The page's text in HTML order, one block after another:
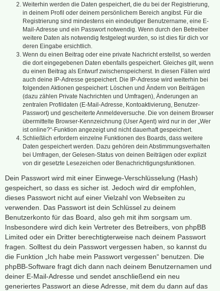
Weiterhin werden die Daten gespeichert, die du bei der Registrierung,
in deinem Profil oder deinem persönlichem Bereich angibst. Für die
Registrierung sind mindestens ein eindeutiger Benutzername, eine E-
Mail-Adresse und ein Passwort notwendig. Wenn durch den Betreiber
weitere Daten als notwendig festgelegt wurden, so ist dies für dich vor
deren Eingabe ersichtlich.
Wenn du einen Beitrag oder eine private Nachricht erstellst, so werden
die dort eingegebenen Daten ebenfalls gespeichert. Gleiches gilt, wenn
du einen Beitrag als Entwurf zwischenspeicherst. In diesen Fällen wird
auch deine IP-Adresse gespeichert. Die IP-Adresse wird weiterhin bei
folgenden Aktionen gespeichert: Löschen und Ändern von Beiträgen
(dazu zählen Private Nachrichten und Umfragen), Änderungen an
zentralen Profildaten (E-Mail-Adresse, Kontoaktivierung, Benutzer-
Passwort) und gescheiterte Anmeldeversuche. Die von deinem Browser
übermittelte Browser-Kennzeichnung (User Agent) wird nur in der „Wer
ist online?“-Funktion angezeigt und nicht dauerhaft gespeichert.
Schließlich erfordern einzelne Funktionen des Boards, dass weitere
Daten gespeichert werden. Dazu gehören dein Abstimmungsverhalten
bei Umfragen, der Gelesen-Status von deinen Beiträgen oder explizit
von dir gesetzte Lesezeichen oder Benachrichtigungsfunktionen.
Dein Passwort wird mit einer Einwege-Verschlüsselung (Hash)
gespeichert, so dass es sicher ist. Jedoch wird dir empfohlen,
dieses Passwort nicht auf einer Vielzahl von Webseiten zu
verwenden. Das Passwort ist dein Schlüssel zu deinem
Benutzerkonto für das Board, also geh mit ihm sorgsam um.
Insbesondere wird dich kein Vertreter des Betreibers, von phpBB
Limited oder ein Dritter berechtigterweise nach deinem Passwort
fragen. Solltest du dein Passwort vergessen haben, so kannst du
die Funktion „Ich habe mein Passwort vergessen“ benutzen. Die
phpBB-Software fragt dich dann nach deinem Benutzernamen und
deiner E-Mail-Adresse und sendet anschließend ein neu
generiertes Passwort an diese Adresse, mit dem du dann auf das